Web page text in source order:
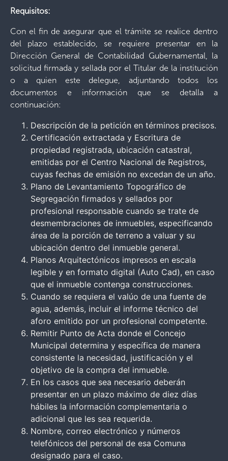
Requisitos:
Con el fin de asegurar que el trámite se realice dentro
del plazo establecido, se requiere presentar en la
Dirección General de Contabilidad Gubernamental, la
solicitud firmada y sellada por el Titular de la institución
o a quien este delegue, adjuntando todos los
documentos e información que se detalla a
continuación:
Descripción de la petición en términos precisos.
Certificación extractada y Escritura de
propiedad registrada, ubicación catastral,
emitidas por el Centro Nacional de Registros,
cuyas fechas de emisión no excedan de un año.
Plano de Levantamiento Topográfico de
Segregación firmados y sellados por
profesional responsable cuando se trate de
desmembraciones de inmuebles, especificando
área de la porción de terreno a valuar y su
ubicación dentro del inmueble general.
Planos Arquitectónicos impresos en escala
legible y en formato digital (Auto Cad), en caso
que el inmueble contenga construcciones.
Cuando se requiera el valúo de una fuente de
agua, además, incluir el informe técnico del
aforo emitido por un profesional competente.
Remitir Punto de Acta donde el Concejo
Municipal determina y específica de manera
consistente la necesidad, justificación y el
objetivo de la compra del inmueble.
En los casos que sea necesario deberán
presentar en un plazo máximo de diez días
hábiles la información complementaria o
adicional que les sea requerida.
Nombre, correo electrónico y números
telefónicos del personal de esa Comuna
designado para el caso.